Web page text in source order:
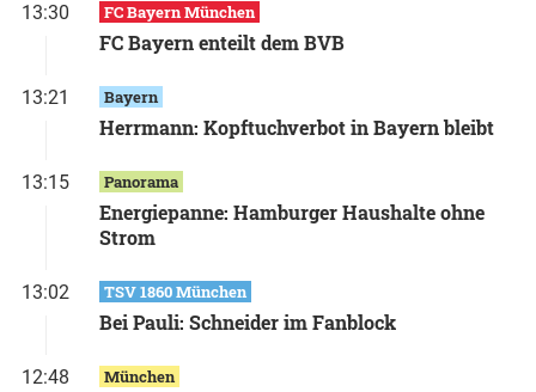
13:30 FC Bayern München
FC Bayern enteilt dem BVB
13:21 Bayern
Herrmann: Kopftuchverbot in Bayern bleibt
13:15 Panorama
Energiepanne: Hamburger Haushalte ohne
Strom
13:02 TSV 1860 München
Bei Pauli: Schneider im Fanblock
12:48 München